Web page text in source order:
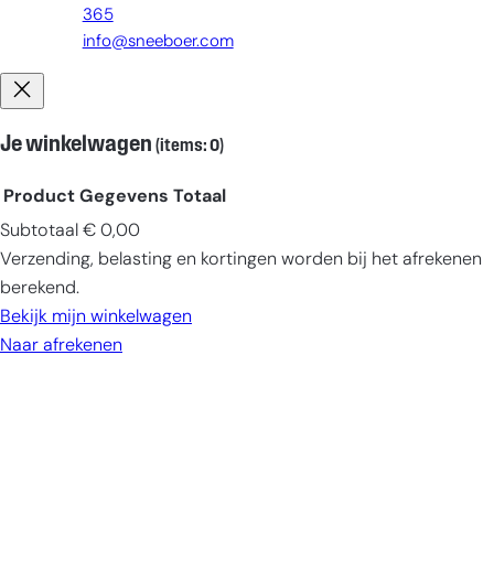
365
info@sneeboer.com
Je winkelwagen (items: 0)
Producten
in
winkelwagen
Product Gegevens Totaal
Subtotaal € 0,00
Verzending, belasting en kortingen worden bij het afrekenen
berekend.
Bekijk mijn winkelwagen
Naar afrekenen